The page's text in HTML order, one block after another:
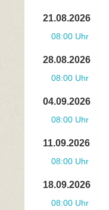
21.08.2026
08:00 Uhr
28.08.2026
08:00 Uhr
04.09.2026
08:00 Uhr
11.09.2026
08:00 Uhr
18.09.2026
08:00 Uhr